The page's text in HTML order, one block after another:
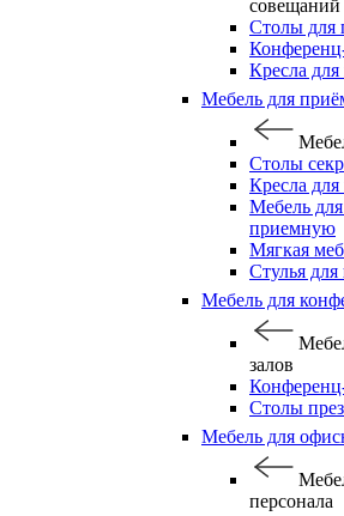
совещаний
Столы для
Кресла
Мебель для
Столы
Кресла
Мебель
приемную
Мягкая
Стулья
Мебель для
залов
Столы
Мебель для
персонала